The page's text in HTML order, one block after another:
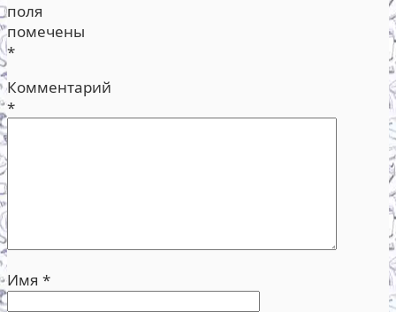
поля
помечены
*
Комментарий
*
Имя *